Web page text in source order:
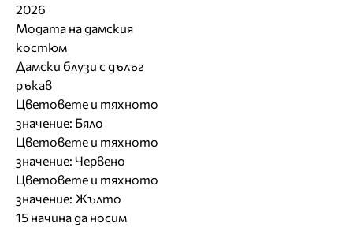
2026
Модата на дамския
костюм
Дамски блузи с дълъг
ръкав
Цветовете и тяхното
значение: Бяло
Цветовете и тяхното
значение: Червено
Цветовете и тяхното
значение: Жълто
15 начина да носим